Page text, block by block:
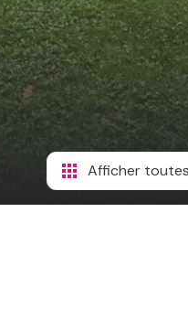
Afficher